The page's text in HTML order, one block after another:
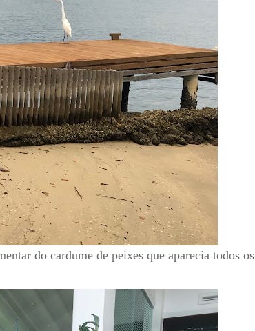
do cardume de peixes que aparecia todos os